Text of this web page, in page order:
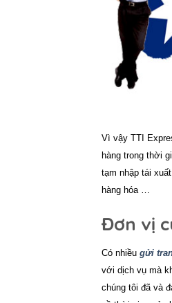
Vì vậy TTI
hàng trong thời
tạm nhập tái
hàng hóa …
Đơn vị
Có nhiều gửi
với dịch vụ mà
chúng tôi đã và